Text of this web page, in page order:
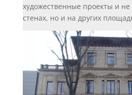
художественные проекты и не
стенах, но и на других